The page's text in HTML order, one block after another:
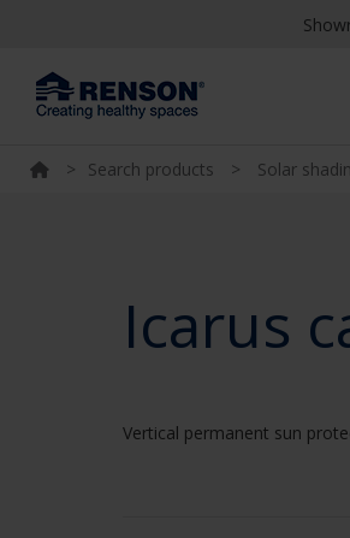
> Search products > Solar
Icarus
Vertical permanent sun